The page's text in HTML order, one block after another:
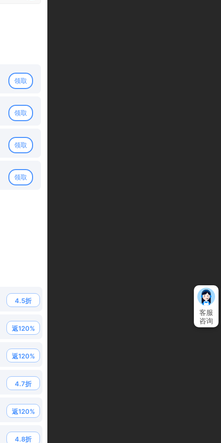
领取
领取
领取
领取
4.5折
返120%
返120%
4.7折
返120%
4.8折
客服
咨询